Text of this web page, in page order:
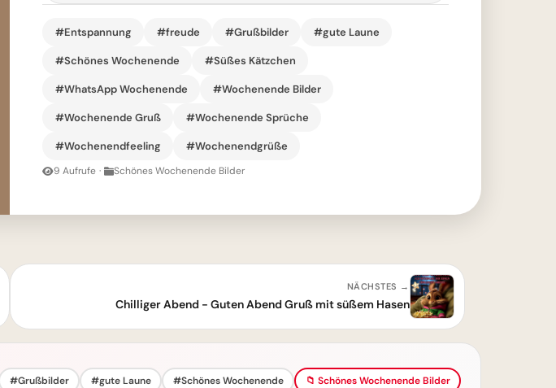
#Entspannung #freude #Grußbilder #gute Laune
#Schönes Wochenende #Süßes Kätzchen
#WhatsApp Wochenende #Wochenende Bilder
#Wochenende Gruß #Wochenende Sprüche
#Wochenendfeeling #Wochenendgrüße
9 Aufrufe · Schönes Wochenende Bilder
NÄCHSTES →
Chilliger Abend - Guten Abend Gruß mit süßem Hasen
#Grußbilder #gute Laune #Schönes Wochenende 📁 Schönes Wochenende Bilder